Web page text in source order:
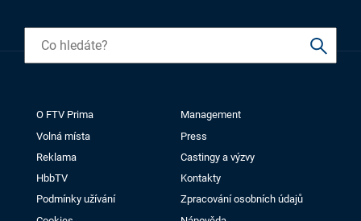
O FTV Prima
Management
Volná místa
Press
Reklama
Castingy a výzvy
HbbTV
Kontakty
Podmínky užívání
Zpracování osobních údajů